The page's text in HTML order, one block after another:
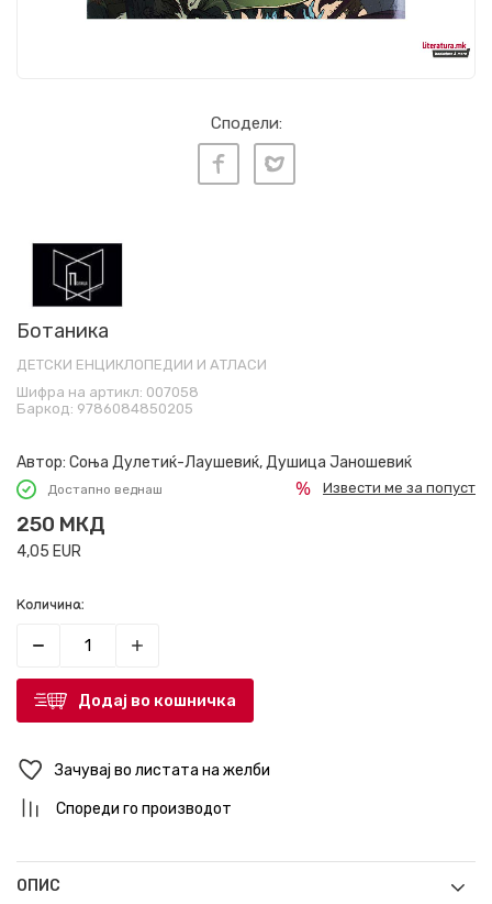
Сподели:
Ботаника
ДЕТСКИ ЕНЦИКЛОПЕДИИ И АТЛАСИ
Шифра на артикл: 007058
Баркод: 9786084850205
Автор: Соња Дулетиќ-Лаушевиќ, Душица Јаношевиќ
Достапно веднаш
250 МКД
4,05 EUR
Извести ме за попуст
Количина:
Додај во кошничка
Зачувај во листата на желби
Спореди го производот
ОПИС